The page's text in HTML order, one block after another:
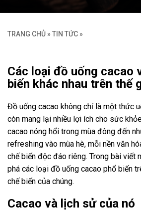
TRANG CHỦ » TIN TỨC »
Các loại đồ uống cacao
biến khác nhau trên thế
Đồ uống cacao không chỉ là một thức
còn mang lại nhiều lợi ích cho sức
cacao nóng hổi trong mùa đông đến
refreshing vào mùa hè, mỗi nền văn
chế biến độc đáo riêng. Trong bài viết
phá các loại đồ uống cacao phổ biến
chế biến của chúng.
Cacao và lịch sử của nó